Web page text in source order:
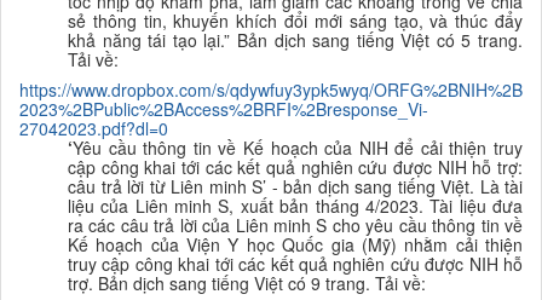
sẻ thông tin, khuyến khích đổi mới sáng tạo, và thúc đẩy
khả năng tái tạo lại.” Bản dịch sang tiếng Việt có 5 trang.
Tải về:
https://www.dropbox.com/s/qdywfuy3ypk5wyq/ORFG%2BNIH%2B
2023%2BPublic%2BAccess%2BRFI%2Bresponse_Vi-
27042023.pdf?dl=0
‘Yêu cầu thông tin về Kế hoạch của NIH để cải thiện truy
cập công khai tới các kết quả nghiên cứu được NIH hỗ trợ:
câu trả lời từ Liên minh S’ - bản dịch sang tiếng Việt. Là tài
liệu của Liên minh S, xuất bản tháng 4/2023. Tài liệu đưa
ra các câu trả lời của Liên minh S cho yêu cầu thông tin về
Kế hoạch của Viện Y học Quốc gia (Mỹ) nhằm cải thiện
truy cập công khai tới các kết quả nghiên cứu được NIH hỗ
trợ. Bản dịch sang tiếng Việt có 9 trang. Tải về: